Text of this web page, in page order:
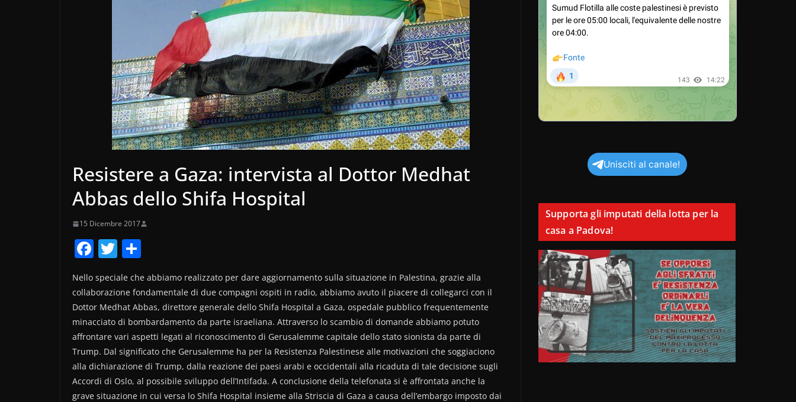
Resistere a Gaza: intervista al Dottor Medhat
Abbas dello Shifa Hospital
15 Dicembre 2017
F
c
e
b
o
o
k
T
w
itt
er
n
di
vi
di
Nello speciale che abbiamo realizzato per dare aggiornamento sulla situazione in Palestina, grazie alla
collaborazione fondamentale di due compagni ospiti in radio, abbiamo avuto il piacere di collegarci con il
Dottor Medhat Abbas, direttore generale dello Shifa Hospital a Gaza, ospedale pubblico frequentemente
minacciato di bombardamento da parte israeliana. Attraverso lo scambio di domande abbiamo potuto
affrontare vari aspetti legati al riconoscimento di Gerusalemme capitale dello stato sionista da parte di
Trump. Dal significato che Gerusalemme ha per la Resistenza Palestinese alle motivazioni che soggiaciono
alla dichiarazione di Trump, dalla reazione dei paesi arabi e occidentali alla ricaduta di tale decisione sugli
Accordi di Oslo, al possibile sviluppo dell’Intifada. A conclusione della telefonata si è affrontata anche la
grave situazione in cui versa lo Shifa Hospital insieme alla Striscia di Gaza a causa dell’embargo imposto dai
Unisciti al canale!
Supporta gli imputati della lotta per la
casa a Padova!